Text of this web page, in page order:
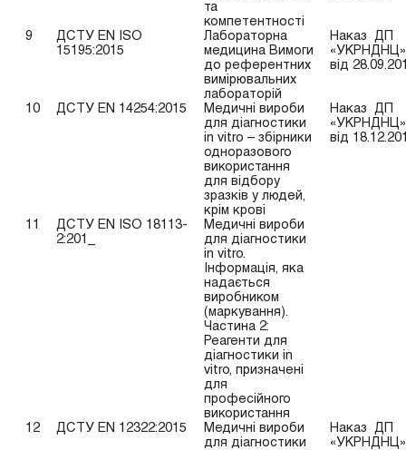
та
компетентності
9
ДСТУ EN ISO
15195:2015
Лабораторна
медицина Вимоги
до референтних
вимірювальних
лабораторій
Наказ ДП
від
10 ДСТУ EN 14254:2015
Медичні вироби
для діагностики
in vitro – збірники
одноразового
використання
для відбору
зразків у людей,
крім крові
Наказ ДП
від
11
ДСТУ EN ISO 18113-
2:201_
Медичні вироби
для діагностики
in vitro.
Інформація, яка
надається
виробником
(маркування).
Частина 2:
Реагенти для
діагностики in
vitro, призначені
для
професійного
використання
12
ДСТУ EN 12322:2015
Медичні вироби
для діагностики
Наказ ДП